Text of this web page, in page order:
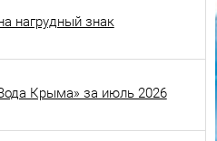
нагрудный знак
Крыма» за июль 2026